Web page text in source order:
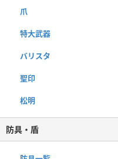
爪
特大武器
バリスタ
聖印
松明
防具・盾